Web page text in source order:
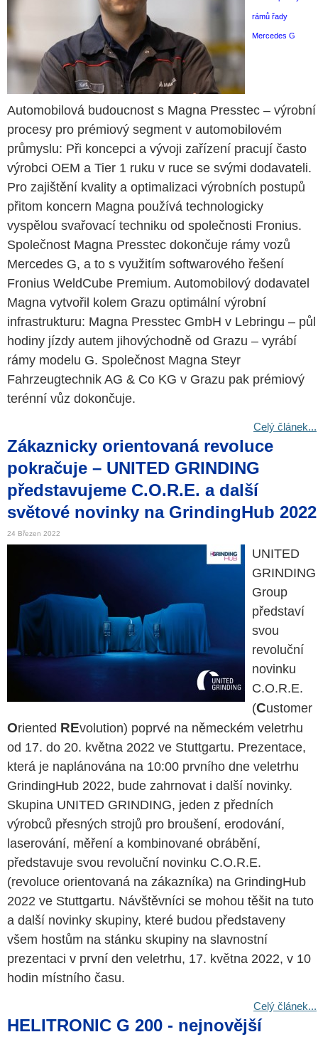
rámů řady
Mercedes G
Automobilová budoucnost s Magna Presstec – výrobní
procesy pro prémiový segment v automobilovém
průmyslu: Při koncepci a vývoji zařízení pracují často
výrobci OEM a Tier 1 ruku v ruce se svými dodavateli.
Pro zajištění kvality a optimalizaci výrobních postupů
přitom koncern Magna používá technologicky
vyspělou svařovací techniku od společnosti Fronius.
Společnost Magna Presstec dokončuje rámy vozů
Mercedes G, a to s využitím softwarového řešení
Fronius WeldCube Premium. Automobilový dodavatel
Magna vytvořil kolem Grazu optimální výrobní
infrastrukturu: Magna Presstec GmbH v Lebringu – půl
hodiny jízdy autem jihovýchodně od Grazu – vyrábí
rámy modelu G. Společnost Magna Steyr
Fahrzeugtechnik AG & Co KG v Grazu pak prémiový
terénní vůz dokončuje.
Celý článek...
Zákaznicky orientovaná revoluce
pokračuje – UNITED GRINDING
představujeme C.O.R.E. a další
světové novinky na GrindingHub 2022
24 Březen 2022
UNITED
GRINDING
Group
představí
svou
revoluční
novinku
C.O.R.E.
(Customer
Oriented REvolution) poprvé na německém veletrhu
od 17. do 20. května 2022 ve Stuttgartu. Prezentace,
která je naplánována na 10:00 prvního dne veletrhu
GrindingHub 2022, bude zahrnovat i další novinky.
Skupina UNITED GRINDING, jeden z předních
výrobců přesných strojů pro broušení, erodování,
laserování, měření a kombinované obrábění,
představuje svou revoluční novinku C.O.R.E.
(revoluce orientovaná na zákazníka) na GrindingHub
2022 ve Stuttgartu. Návštěvníci se mohou těšit na tuto
a další novinky skupiny, které budou představeny
všem hostům na stánku skupiny na slavnostní
prezentaci v první den veletrhu, 17. května 2022, v 10
hodin místního času.
Celý článek...
HELITRONIC G 200 - nejnovější